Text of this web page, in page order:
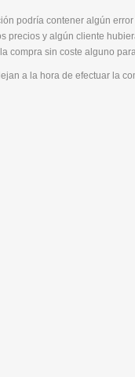
podría contener algún
y algún cliente
compra sin coste alguno
a la hora de efectuar la